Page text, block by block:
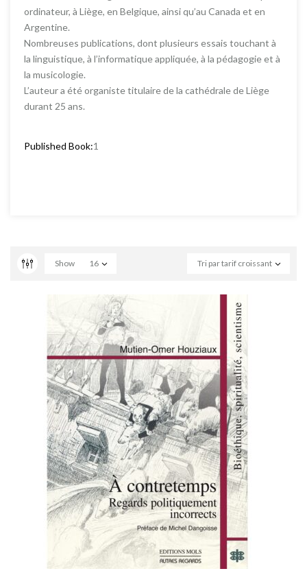
ordinateur, à Liège, en Belgique, ainsi qu’au Canada et en
Argentine.
Nombreuses publications, dont plusieurs essais touchant à
la linguistique, à l’informatique appliquée, à la pédagogie et à
la musicologie.
L’auteur a été organiste titulaire de la cathédrale de Liège
durant 25 ans.
Published Book:1
Tri par tarif croissant
Show 16